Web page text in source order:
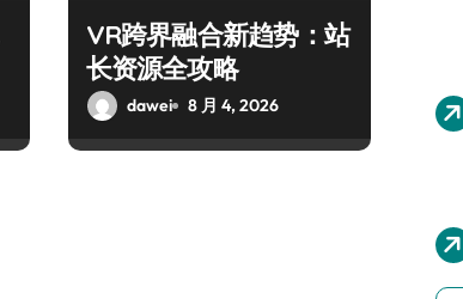
VR跨界融合新趋势：站
长资源全攻略
dawei 8 月 4, 2026